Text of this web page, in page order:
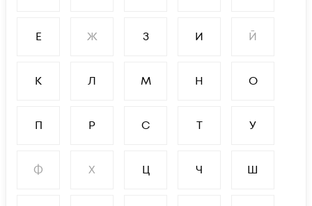
Е Ж З И Й
К Л М Н О
П Р С Т У
Ф Х Ц Ч Ш